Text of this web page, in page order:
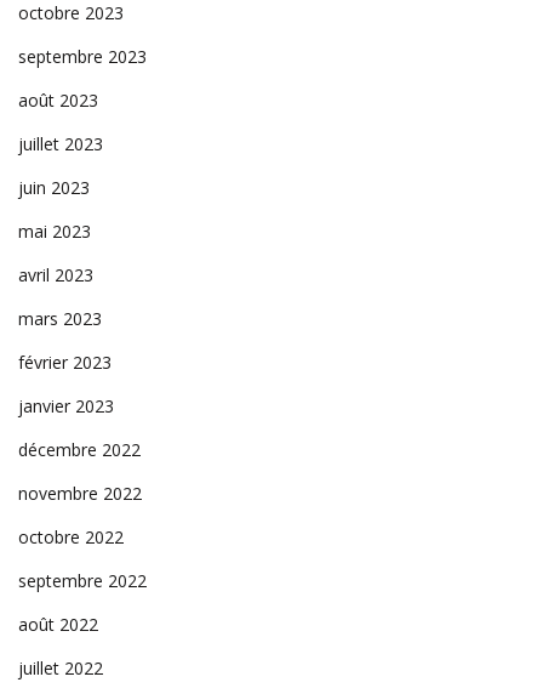
octobre 2023
septembre 2023
août 2023
juillet 2023
juin 2023
mai 2023
avril 2023
mars 2023
février 2023
janvier 2023
décembre 2022
novembre 2022
octobre 2022
septembre 2022
août 2022
juillet 2022